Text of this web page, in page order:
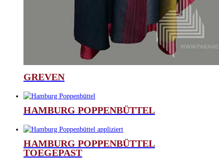
GREVEN
HAMBURG POPPENBÜTTEL
HAMBURG POPPENBÜTTEL
TOEGEPAST